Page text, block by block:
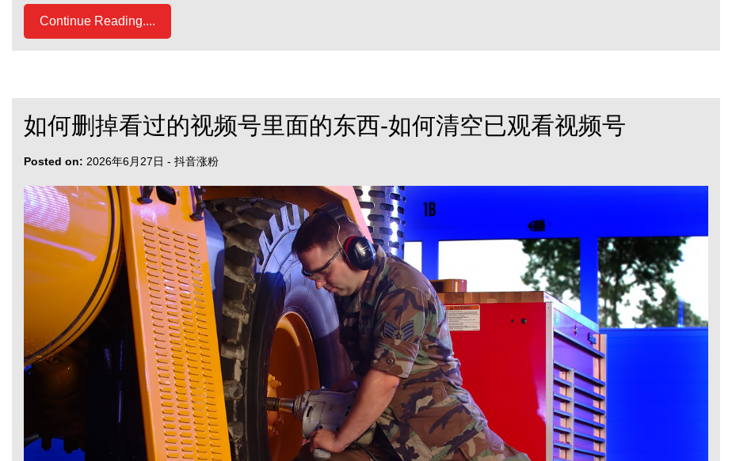
Continue Reading....
如何删掉看过的视频号里面的东西-如何清空已观看视频号
Posted on: 2026年6月27日 - 抖音涨粉